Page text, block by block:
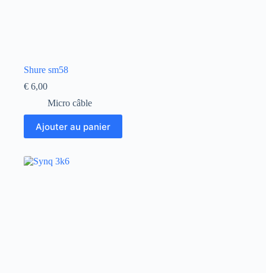
Shure sm58
€ 6,00
Micro câble
Ajouter au panier